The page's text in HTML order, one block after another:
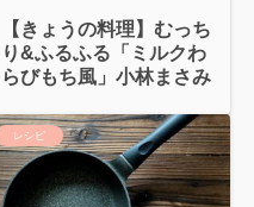
【きょうの料理】むっち
り&ふるふる「ミルクわ
らびもち風」小林まさみ
レシピ